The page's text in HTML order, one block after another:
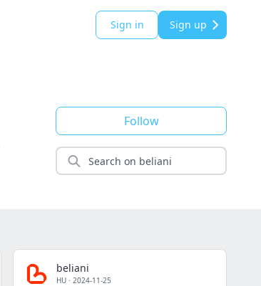
Sign in Sign up
Follow
beliani
HU · 2024-11-25